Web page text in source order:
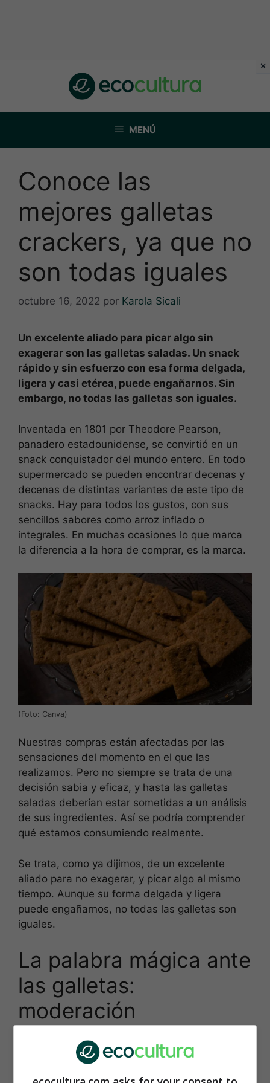
MENÚ
Conoce las
mejores galletas
crackers, ya que no
son todas iguales
octubre 16, 2022 por Karola Sicali
Un excelente aliado para picar algo sin
exagerar son las galletas saladas. Un snack
rápido y sin esfuerzo con esa forma delgada,
ligera y casi etérea, puede engañarnos. Sin
embargo, no todas las galletas son iguales.
Inventada en 1801 por Theodore Pearson,
panadero estadounidense, se convirtió en un
snack conquistador del mundo entero. En todo
supermercado se pueden encontrar decenas y
decenas de distintas variantes de este tipo de
snacks. Hay para todos los gustos, con sus
sencillos sabores como arroz inflado o
integrales. En muchas ocasiones lo que marca
la diferencia a la hora de comprar, es la marca.
(Foto: Canva)
Nuestras compras están afectadas por las
sensaciones del momento en el que las
realizamos. Pero no siempre se trata de una
decisión sabia y eficaz, y hasta las galletas
saladas deberían estar sometidas a un análisis
de sus ingredientes. Así se podría comprender
qué estamos consumiendo realmente.
Se trata, como ya dijimos, de un excelente
aliado para no exagerar, y picar algo al mismo
tiempo. Aunque su forma delgada y ligera
puede engañarnos, no todas las galletas son
iguales.
La palabra mágica ante
las galletas:
moderación
Roberta Martinoli, médica y nutricionista,
explica cuáles son las mejores crackers. Es a